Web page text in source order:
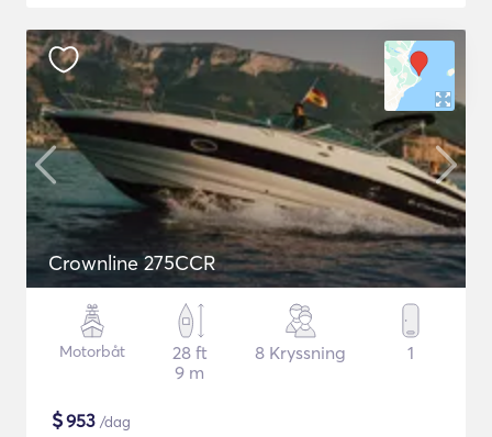
Crownline 275CCR
Motorbåt
28 ft
9 m
8 Kryssning 1
$953 /dag